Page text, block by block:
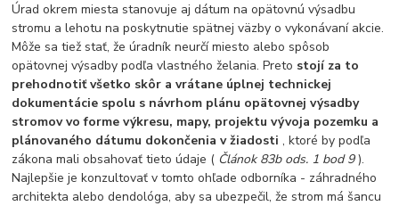
Úrad okrem miesta stanovuje aj dátum na opätovnú výsadbu
stromu a lehotu na poskytnutie spätnej väzby o vykonávaní akcie.
Môže sa tiež stať, že úradník neurčí miesto alebo spôsob
opätovnej výsadby podľa vlastného želania. Preto stojí za to
prehodnotiť všetko skôr a vrátane úplnej technickej
dokumentácie spolu s návrhom plánu opätovnej výsadby
stromov vo forme výkresu, mapy, projektu vývoja pozemku a
plánovaného dátumu dokončenia v žiadosti, ktoré by podľa
zákona mali obsahovať tieto údaje ( Článok 83b ods. 1 bod 9).
Najlepšie je konzultovať v tomto ohľade odborníka - záhradného
architekta alebo dendológa, aby sa ubezpečil, že strom má šancu